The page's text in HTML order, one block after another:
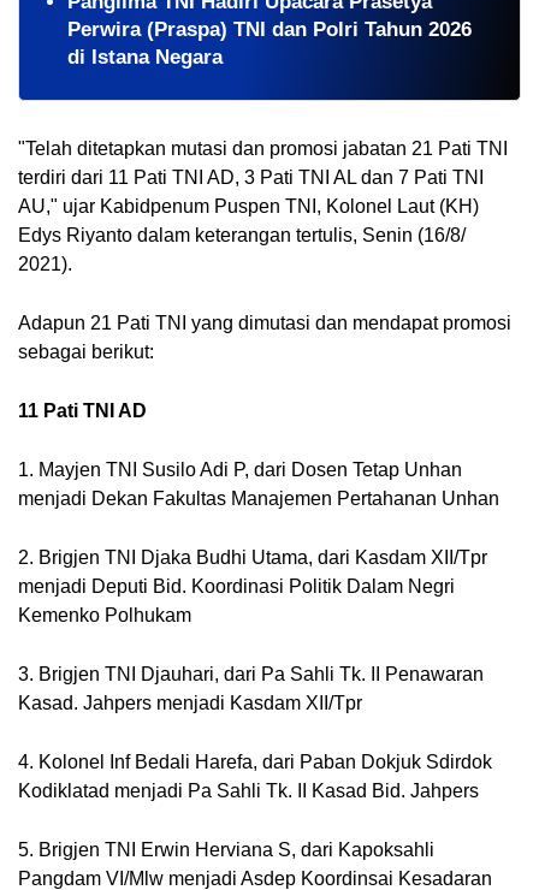
Perwira (Praspa) TNI dan Polri Tahun 2026
di Istana Negara
"Telah ditetapkan mutasi dan promosi jabatan 21 Pati TNI
terdiri dari 11 Pati TNI AD, 3 Pati TNI AL dan 7 Pati TNI
AU," ujar Kabidpenum Puspen TNI, Kolonel Laut (KH)
Edys Riyanto dalam keterangan tertulis, Senin (16/8/
2021).
Adapun 21 Pati TNI yang dimutasi dan mendapat promosi
sebagai berikut:
11 Pati TNI AD
1. Mayjen TNI Susilo Adi P, dari Dosen Tetap Unhan
menjadi Dekan Fakultas Manajemen Pertahanan Unhan
2. Brigjen TNI Djaka Budhi Utama, dari Kasdam XII/Tpr
menjadi Deputi Bid. Koordinasi Politik Dalam Negri
Kemenko Polhukam
3. Brigjen TNI Djauhari, dari Pa Sahli Tk.
II Penawaran
Kasad. Jahpers menjadi Kasdam XII/Tpr
4. Kolonel Inf Bedali Harefa, dari Paban Dokjuk Sdirdok
Kodiklatad menjadi Pa Sahli Tk. II Kasad Bid. Jahpers
5. Brigjen TNI Erwin Herviana S, dari Kapoksahli
Pangdam VI/Mlw menjadi Asdep Koordinsai Kesadaran